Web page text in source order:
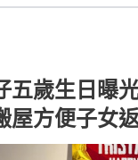
五歲生日曝
屋方便子女